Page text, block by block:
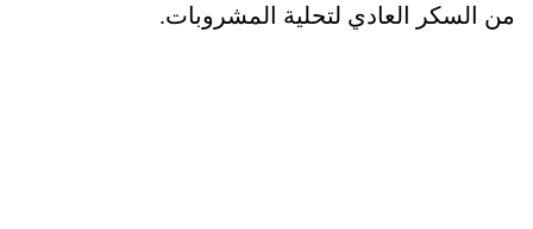
من السكر العادي لتحلية المشروبات.